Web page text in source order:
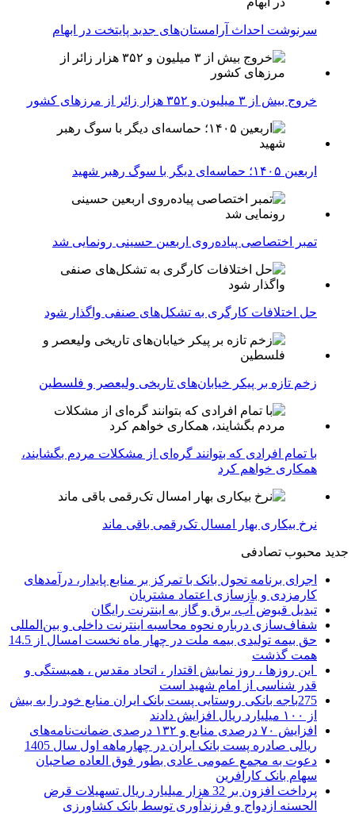
سرنوشت احداث آرامستان‌های جدید پایتخت در ابهام
خروج بیش از ۳ میلیون و ۳۵۲ هزار زائر از مرزهای کشور
اربعین ۱۴۰۵؛ حماسه‌ای دیگر با سوگ رهبر شهید
تمبر اختصاصی پیاده‌روی اربعین حسینی رونمایی شد
حل اختلافات کارگری به تشکل‌های صنفی واگذار شود
زخم تازه بر پیکر خیابان‌های تاریخی ولیعصر و فلسطین
با تمام افرادی که بتوانند گره‌ای از مشکلات مردم بگشایند،
همکاری خواهم کرد
نرخ بیکاری بهار امسال تک‌رقمی باقی ماند
جدید محبوب تصادفی
اجرای برنامه تحول بانک با تمرکز بر منابع پایدار، درآمدهای
کارمزدی و بازسازی اعتماد مشتریان
تبدیل قبوض آب، برق و گاز به اینترنت رایگان
شفاف‌سازی درباره نحوه محاسبه اینترنت داخلی و بین‌المللی
حق بیمه تولیدی بیمه ملت در چهار ماه نخست امسال از 14.5
همت گذشت
این روزها ، روز نمایش اقتدار ، اتحاد مقدس ، همبستگی و
قدر شناسی از امام شهید است
275باجه بانکی روستایی پست بانک ایران منابع خود را به بیش
از ۱۰۰ میلیارد ریال افزایش دادند
افزایش ۷۰ درصدی منابع و ۱۳۲ درصدی ضمانت‌نامه‌های
ریالی صادره پست بانک ایران در چهارماهه اول سال 1405
دعوت به مجمع عمومی عادی بطور فوق العاده صاحبان
سهام بانک کارآفرین
پرداخت افزون بر 32 هزار میلیارد ریال تسهیلات قرض
الحسنه ازدواج و فرزندآوری توسط بانک کشاورزی